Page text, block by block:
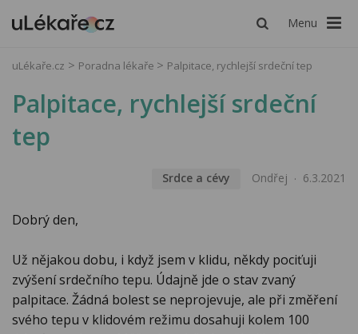
Menu
uLékaře.cz Poradna lékaře Palpitace, rychlejší srdeční tep
Palpitace, rychlejší srdeční
tep
Srdce a cévy Ondřej 6.3.2021
Dobrý den,
Už nějakou dobu, i když jsem v klidu, někdy pociťuji
zvýšení srdečního tepu. Údajně jde o stav zvaný
palpitace. Žádná bolest se neprojevuje, ale při změření
svého tepu v klidovém režimu dosahuji kolem 100